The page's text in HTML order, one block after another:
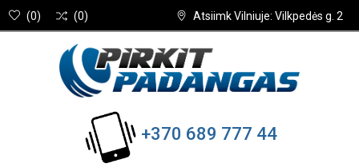
Atsiimk Vilniuje: Vilkpedės g. 2
(0) (0)
+370 689 777 44